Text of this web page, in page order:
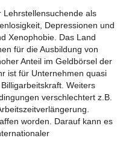
Lehrstellensuchende als
Depressionen und
Xenophobie. Das Land
für die Ausbildung von
Anteil im Geldbörsel der
ist für Unternehmen quasi
Weiters
verschlechtert z.B.
worden. Darauf kann es